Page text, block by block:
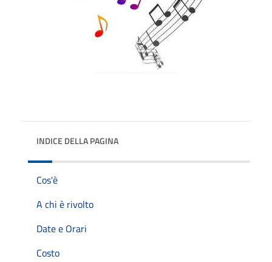
INDICE DELLA PAGINA
Cos'è
A chi è rivolto
Date e Orari
Costo